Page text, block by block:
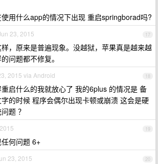
用什么app的情况下出现 重启springborad吗?
17
23, 2015
，原来是普遍现象。没越狱，苹果真是越来越
问题都不修复。
18
2015 via Android
启什么的我就放心了 我的6plus 的情况是 备
的时候 程序会偶尔出现卡顿或崩溃 这会是硬
题 ？
19
何问题 6+
20
23, 2015